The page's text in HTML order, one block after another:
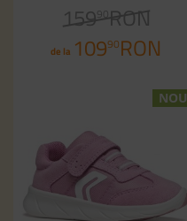
159 90RON
de la 10990RON
NOU